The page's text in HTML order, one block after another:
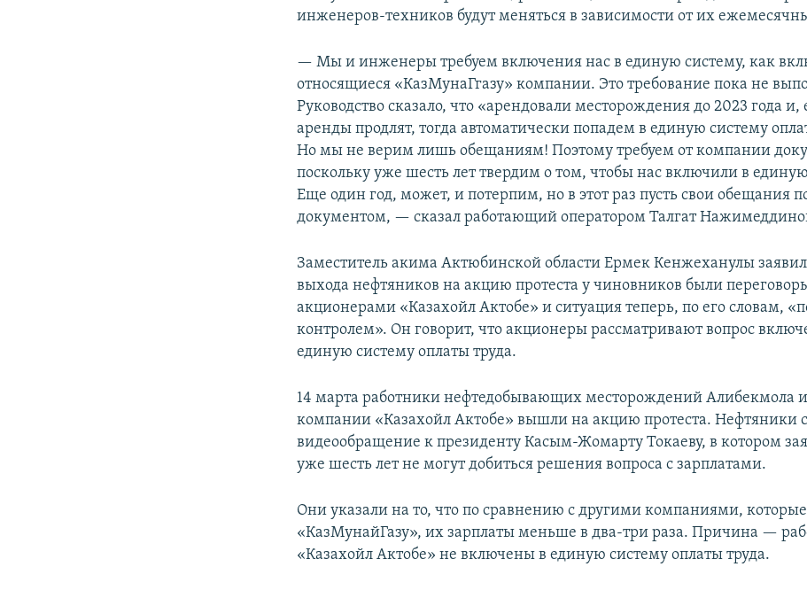
инженеров-техников будут меняться в зависимости от их
— Мы и инженеры требуем включения нас в единую систему, как
относящиеся «КазМунаГгазу» компании. Это требование пока не
Руководство сказало, что «арендовали месторождения до 2023 года и,
аренды продлят, тогда автоматически попадем в единую систему
Но мы не верим лишь обещаниям! Поэтому требуем от компании
поскольку уже шесть лет твердим о том, чтобы нас включили в
Еще один год, может, и потерпим, но в этот раз пусть свои обещания
документом, — сказал работающий оператором Талгат
Заместитель акима Актюбинской области Ермек Кенжеханулы
выхода нефтяников на акцию протеста у чиновников были
акционерами «Казахойл Актобе» и ситуация теперь, по его словам,
контролем». Он говорит, что акционеры рассматривают вопрос
единую систему оплаты труда.
14 марта работники нефтедобывающих месторождений Алибекмола
компании «Казахойл Актобе» вышли на акцию протеста. Нефтяники
видеообращение к президенту Касым-Жомарту Токаеву, в котором
уже шесть лет не могут добиться решения вопроса с зарплатами.
Они указали на то, что по сравнению с другими компаниями, которые
«КазМунайГазу», их зарплаты меньше в два-три раза. Причина —
«Казахойл Актобе» не включены в единую систему оплаты труда.